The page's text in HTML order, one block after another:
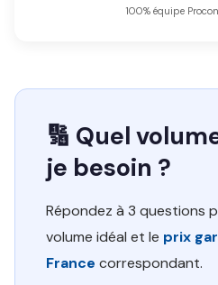
100% équipe
🔢 Quel
je besoin ?
Répondez à 3 questions
volume idéal et le prix
France correspondant.